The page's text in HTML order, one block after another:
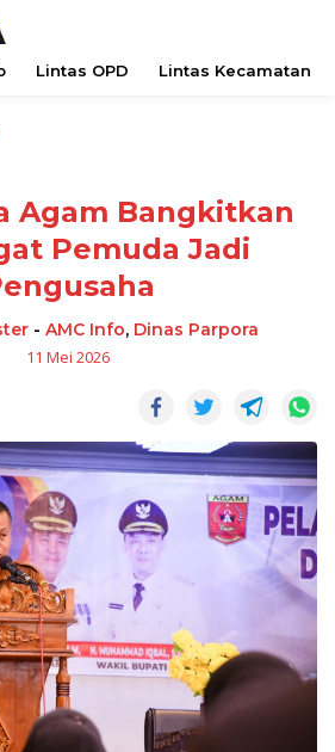
Lintas OPD Lintas Kecamatan
Agam Bangkitkan
Pemuda Jadi
- AMC Info, Dinas Parpora
11 Mei 2026